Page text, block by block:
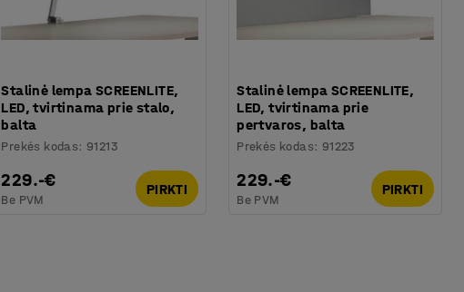
Stalinė lempa SCREENLITE,
LED, tvirtinama prie stalo,
balta
Prekės kodas: 91213
229.-€
Be PVM
PIRKTI
Stalinė lempa SCREENLITE,
LED, tvirtinama prie
pertvaros, balta
Prekės kodas: 91223
229.-€
Be PVM
PIRKTI